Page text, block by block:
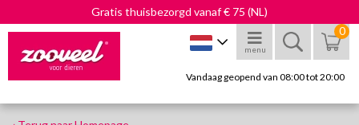
Gratis thuisbezorgd vanaf € 75 (NL)
menu
0
Vandaag geopend van 08:00 tot 20:00